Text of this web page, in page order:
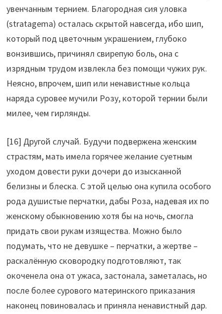
увенчанным тернием. Благородная сия уловка
(stratagema) осталась скрытой навсегда, ибо шип,
который под цветочным украшением, глубоко
вонзившись, причинял свирепую боль, она с
изрядным трудом извлекла без помощи чужих рук.
Неясно, впрочем, шип или ненавистные кольца
наряда суровее мучили Розу, которой тернии были
милее, чем гирлянды.
[16] Другой случай. Будучи подвержена женским
страстям, мать имела горячее желание суетным
уходом довести руки дочери до изысканной
белизны и блеска. С этой целью она купила особого
рода душистые перчатки, дабы Роза, надевая их по
женскому обыкновению хотя бы на ночь, смогла
придать свои рукам изящества. Можно было
подумать, что не девушке – перчатки, а жертве –
раскалённую сковородку подготовляют, так
окоченела она от ужаса, застонала, заметалась, но
после более сурового материнского приказания
наконец повиновалась и приняла ненавистный дар.